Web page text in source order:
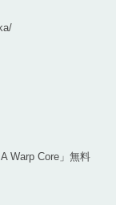
Warp Core」無料